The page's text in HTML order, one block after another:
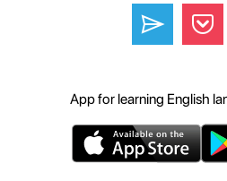
App for learning English